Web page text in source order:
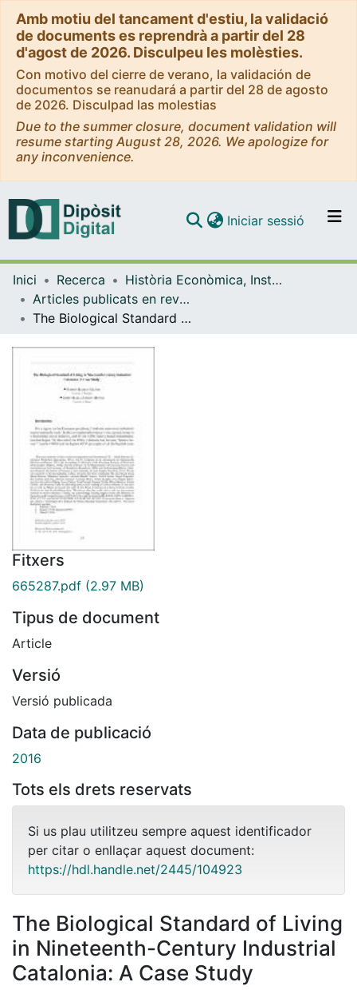
Amb motiu del tancament d'estiu, la validació
de documents es reprendrà a partir del 28
d'agost de 2026. Disculpeu les molèsties.
Con motivo del cierre de verano, la validación de
documentos se reanudará a partir del 28 de agosto
de 2026. Disculpad las molestias
Due to the summer closure, document validation will
resume starting August 28, 2026. We apologize for
any inconvenience.
Navega per tot el DD
Com publicar
Iniciar sessió (current)
Inici Recerca
Història Econòmica, Institucions, Política i Economia Mundial
Articles publicats en revistes (Història Econòmica, Institucions, Política i Economia Mundial)
The Biological Standard of Living in Nineteenth-Century Industrial Catalonia: A Case Study
Fitxers
665287.pdf (2.97 MB)
Tipus de document
Article
Versió
Versió publicada
Data de publicació
2016
Tots els drets reservats
Si us plau utilitzeu sempre aquest identificador
per citar o enllaçar aquest document:
https://hdl.handle.net/2445/104923
The Biological Standard of Living
in Nineteenth-Century Industrial
Catalonia: A Case Study